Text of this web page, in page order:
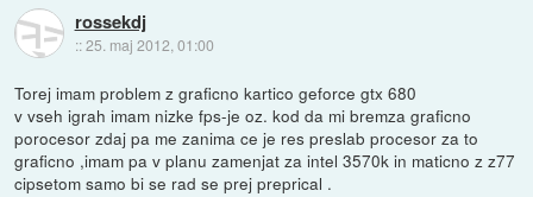
rossekdj
::25. maj 2012, 01:00
Torej imam problem z graficno kartico geforce gtx 680
v vseh igrah imam nizke fps-je oz. kod da mi bremza graficno
porocesor zdaj pa me zanima ce je res preslab procesor za to
graficno ,imam pa v planu zamenjat za intel 3570k in maticno z z77
cipsetom samo bi se rad se prej preprical .